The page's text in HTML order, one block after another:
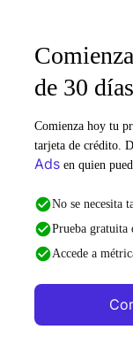
de 30 días
Comienza hoy tu
tarjeta de crédito.
Ads en quien
No se necesita
Prueba gratuita
Accede a